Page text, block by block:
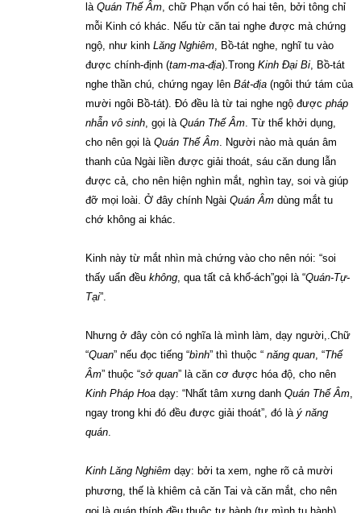
là Quán Thế Âm, chữ Phạn vốn có hai tên, bởi tông chỉ
mỗi Kinh có khác. Nếu từ căn tai nghe được mà chứng
ngộ, như kinh Lăng Nghiêm, Bồ-tát nghe, nghĩ tu vào
được chính-định (tam-ma-địa).Trong Kinh Đại Bi, Bồ-tát
nghe thần chú, chứng ngay lên Bát-địa (ngôi thứ tám của
mười ngôi Bồ-tát). Đó đều là từ tai nghe ngộ được pháp
nhẫn vô sinh, gọi là Quán Thế Âm. Từ thể khởi dụng,
cho nên gọi là Quán Thế Âm. Người nào mà quán âm
thanh của Ngài liền được giải thoát, sáu căn dung lẫn
được cả, cho nên hiện nghìn mắt, nghìn tay, soi và giúp
đỡ mọi loài. Ở đây chính Ngài Quán Âm dùng mắt tu
chớ không ai khác.
Kinh này từ mắt nhìn mà chứng vào cho nên nói: “soi
thấy uẩn đều không, qua tất cả khổ-ách”gọi là “Quán-Tự-
Tại”.
Nhưng ở đây còn có nghĩa là mình làm, dạy người,.Chữ
“Quan” nếu đọc tiếng “bình” thì thuộc “ năng quan, “Thế
Âm” thuộc “sở quan” là căn cơ được hóa độ, cho nên
Kinh Pháp Hoa dạy: “Nhất tâm xưng danh Quán Thế Âm,
ngay trong khi đó đều được giải thoát”, đó là ý năng
quán.
Kinh Lăng Nghiêm dạy: bởi ta xem, nghe rõ cả mười
phương, thế là khiêm cả căn Tai và căn mắt, cho nên